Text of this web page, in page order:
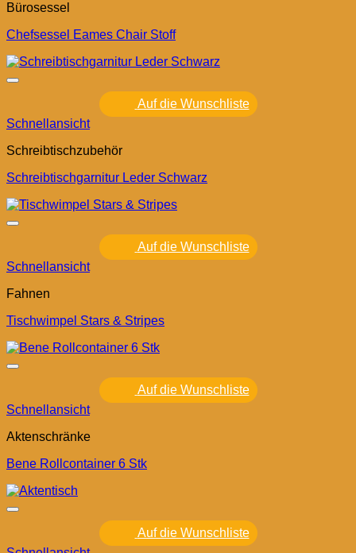
Bürosessel
Chefsessel Eames Chair Stoff
Auf die Wunschliste
Schnellansicht
Schreibtischzubehör
Schreibtischgarnitur Leder Schwarz
Auf die Wunschliste
Schnellansicht
Fahnen
Tischwimpel Stars & Stripes
Auf die Wunschliste
Schnellansicht
Aktenschränke
Bene Rollcontainer 6 Stk
Auf die Wunschliste